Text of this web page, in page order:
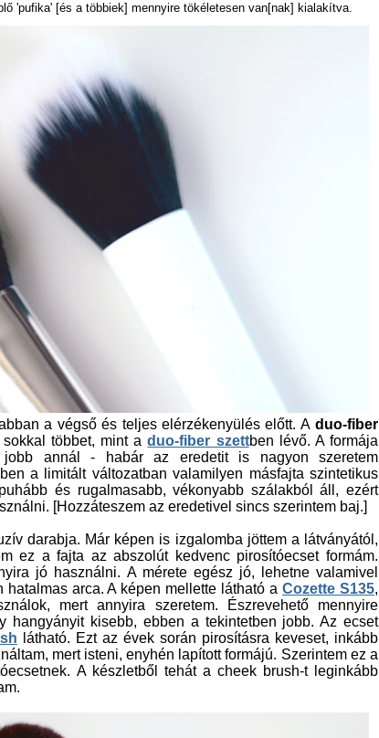
'pufika' [és a többiek] mennyire tökéletesen van[nak] kialakítva.
a végső és teljes elérzékenyülés előtt. A duo-fiber
sokkal többet, mint aduo-fiber szettben lévő. A formája
jobb annál - habár az eredetit is nagyon szeretem
a limitált változatban valamilyen másfajta szintetikus
és rugalmasabb, vékonyabb szálakból áll, ezért
[Hozzáteszem az eredetivel sincs szerintem baj.]
darabja. Már képen is izgalomba jöttem a látványától,
ez a fajta az abszolút kedvenc pirosítóecset formám.
jó használni. A mérete egész jó, lehetne valamivel
hatalmas arca. A képen mellette látható aCozette S135,
mert annyira szeretem. Észrevehető mennyire
hangyányit kisebb, ebben a tekintetben jobb. Az ecset
látható. Ezt az évek során pirosításra keveset, inkább
mert isteni, enyhén lapított formájú. Szerintem ez a
A készletből tehát a cheek brush-t leginkább